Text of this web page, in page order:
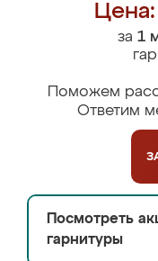
за 1
Поможем
Ответим
Посмотреть
гарнитуры